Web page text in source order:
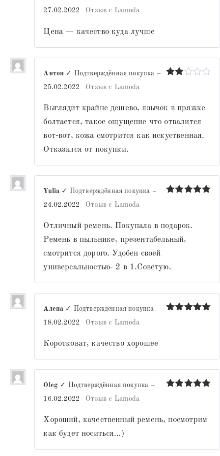
27.02.2022
Отзыв с Lamoda
Цена — качество куда лучше
Антон ✓ Подтверждённая покупка –
25.02.2022
Отзыв с Lamoda
Выглядит крайне дешево, язычок в пряжке
болтается, такое ощущение что отвалится
вот-вот, кожа смотрится как искуственная.
Отказался от покупки.
Yulia ✓ Подтверждённая покупка –
24.02.2022
Отзыв с Lamoda
Отличный ремень. Покупала в подарок.
Ремень в пыльнике, презентабельный,
смотрится дорого. Удобен своей
универсальностью- 2 в 1.Советую.
Алена ✓ Подтверждённая покупка –
18.02.2022
Отзыв с Lamoda
Коротковат, качество хорошее
Oleg ✓ Подтверждённая покупка –
16.02.2022
Отзыв с Lamoda
Хороший, качественный ремень, посмотрим
как будет носиться…)